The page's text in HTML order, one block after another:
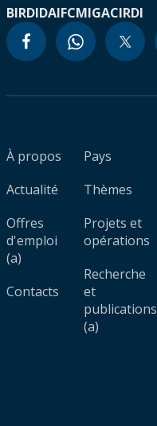
BIRDIDAIFCMIGACIRDI
À propos
Actualité
Offres
d'emploi
(a)
Contacts
Pays
Thèmes
Projets et
opérations
Recherche
et
publications
(a)